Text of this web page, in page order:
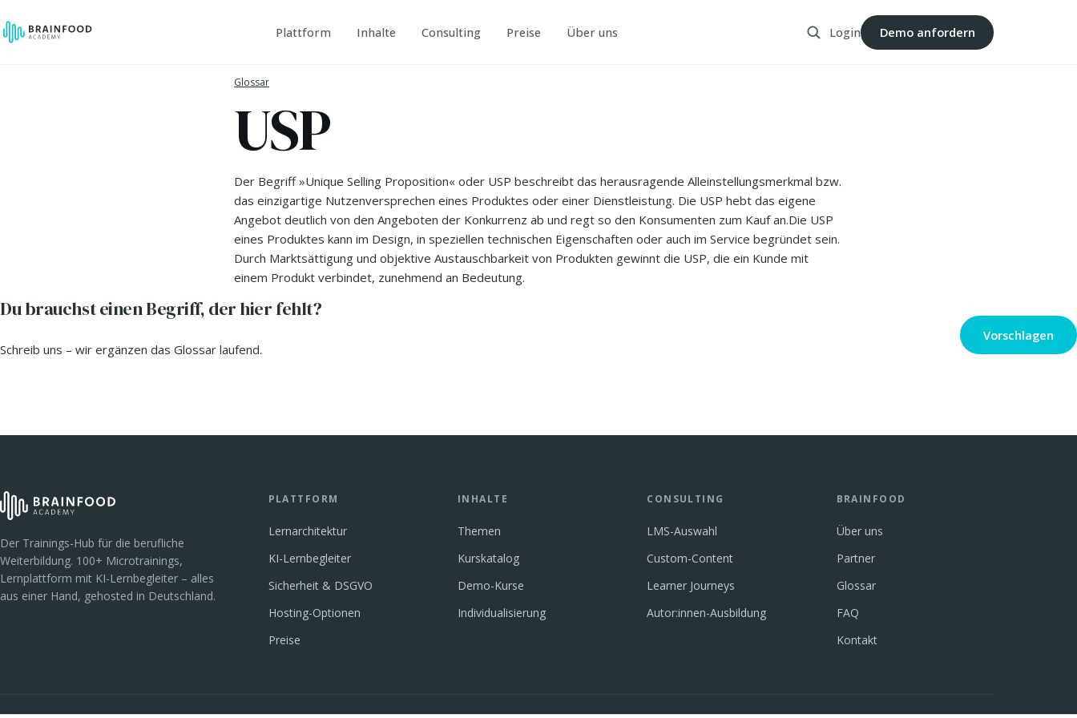
Plattform Inhalte Consulting Preise Über uns Login Demo anfordern
Glossar
USP
Der Begriff »Unique Selling Proposition« oder USP beschreibt das herausragende Alleinstellungsmerkmal bzw.
das einzigartige Nutzenversprechen eines Produktes oder einer Dienstleistung. Die USP hebt das eigene
Angebot deutlich von den Angeboten der Konkurrenz ab und regt so den Konsumenten zum Kauf an.Die USP
eines Produktes kann im Design, in speziellen technischen Eigenschaften oder auch im Service begründet sein.
Durch Marktsättigung und objektive Austauschbarkeit von Produkten gewinnt die USP, die ein Kunde mit
einem Produkt verbindet, zunehmend an Bedeutung.
Du brauchst einen Begriff, der hier fehlt?
Schreib uns – wir ergänzen das Glossar laufend.
Vorschlagen
Der Trainings-Hub für die berufliche
Weiterbildung. 100+ Microtrainings,
Lernplattform mit KI-Lernbegleiter – alles
aus einer Hand, gehosted in Deutschland.
PLATTFORM
Lernarchitektur
KI-Lernbegleiter
Sicherheit & DSGVO
Hosting-Optionen
Preise
INHALTE
Themen
Kurskatalog
Demo-Kurse
Individualisierung
CONSULTING
LMS-Auswahl
Custom-Content
Learner Journeys
Autor:innen-Ausbildung
BRAINFOOD
Über uns
Partner
Glossar
FAQ
Kontakt